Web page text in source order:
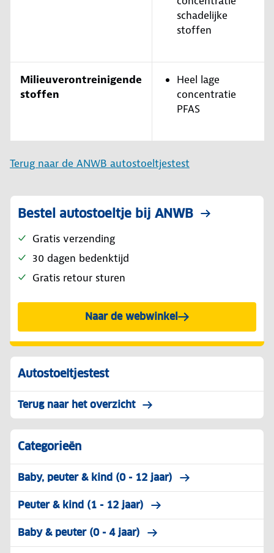
schadelijke
stoffen
Milieuverontreinigende
stoffen
Heel lage
concentratie
PFAS
Terug naar de ANWB autostoeltjestest
Bestel autostoeltje bij ANWB
Gratis verzending
30 dagen bedenktijd
Gratis retour sturen
Naar de webwinkel
Autostoeltjestest
Terug naar het overzicht
Categorieën
Baby, peuter & kind (0 - 12 jaar)
Peuter & kind (1 - 12 jaar)
Baby & peuter (0 - 4 jaar)